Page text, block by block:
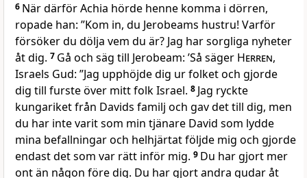
6 När därför Achia hörde henne komma i dörren,
ropade han: ”Kom in, du Jerobeams hustru! Varför
försöker du dölja vem du är? Jag har sorgliga nyheter
åt dig. 7 Gå och säg till Jerobeam: ’Så säger Herren,
Israels Gud: ”Jag upphöjde dig ur folket och gjorde
dig till furste över mitt folk Israel. 8 Jag ryckte
kungariket från Davids familj och gav det till dig, men
du har inte varit som min tjänare David som lydde
mina befallningar och helhjärtat följde mig och gjorde
endast det som var rätt inför mig. 9 Du har gjort mer
ont än någon före dig. Du har gjort andra gudar åt